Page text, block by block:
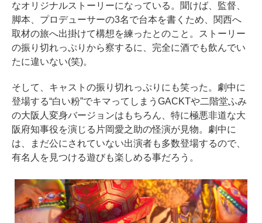
なオリジナルストーリーになっている。聞けば、監督、
脚本、プロデューサーの3名で台本を書くため、関西へ
取材の旅へ出掛けて構想を練ったとのこと。ストーリー
の振り切れっぷりから察するに、完全に酒でも飲んでい
たに違いない(笑)。
そして、キャストの振り切れっぷりにも笑った。劇中に
登場する“白い粉”でキマってしまうGACKTや二階堂ふみ
の大阪人変身バージョンはもちろん、特に極悪非道な大
阪府知事役を演じる片岡愛之助の怪演が見物。劇中に
は、まだ公にされていない出演者も多数登場するので、
有名人を見つける遊びも楽しめる事だろう。